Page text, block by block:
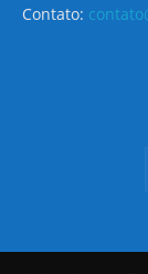
Contato: